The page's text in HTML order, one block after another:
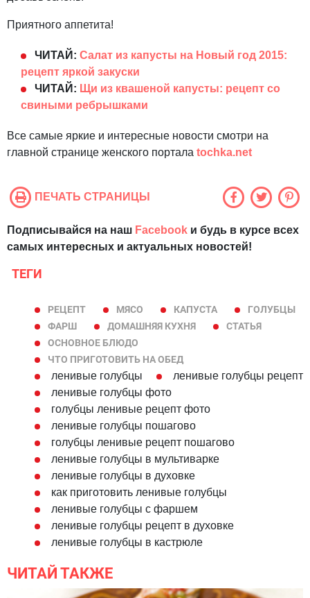
Приятного аппетита!
ЧИТАЙ: Салат из капусты на Новый год 2015:
рецепт яркой закуски
ЧИТАЙ: Щи из квашеной капусты: рецепт со
свиными ребрышками
Все самые яркие и интересные новости смотри на
главной странице женского портала tochka.net
ПЕЧАТЬ СТРАНИЦЫ
Подписывайся на наш Facebook и будь в курсе всех
самых интересных и актуальных новостей!
ТЕГИ
РЕЦЕПТ МЯСО КАПУСТА
ГОЛУБЦЫ
ФАРШ
ДОМАШНЯЯ КУХНЯ
СТАТЬЯ
ОСНОВНОЕ БЛЮДО
ЧТО ПРИГОТОВИТЬ НА ОБЕД
ленивые голубцы
ленивые голубцы рецепт
ленивые голубцы фото
голубцы ленивые рецепт фото
ленивые голубцы пошагово
голубцы ленивые рецепт пошагово
ленивые голубцы в мультиварке
ленивые голубцы в духовке
как приготовить ленивые голубцы
ленивые голубцы с фаршем
ленивые голубцы рецепт в духовке
ленивые голубцы в кастрюле
ЧИТАЙ ТАКЖЕ